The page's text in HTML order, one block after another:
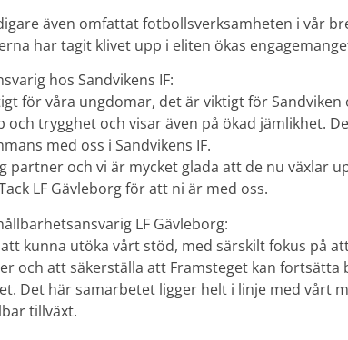
även omfattat fotbollsverksamheten i vår
har tagit klivet upp i eliten ökas
hos Sandvikens IF:
för våra ungdomar, det är viktigt för Sandviken
och trygghet och visar även på ökad jämlikhet.
med oss i Sandvikens IF.
partner och vi är mycket glada att de nu växlar
LF Gävleborg för att ni är med oss.
LF Gävleborg:
kunna utöka vårt stöd, med särskilt fokus på
och att säkerställa att Framsteget kan fortsätta
Det här samarbetet ligger helt i linje med vårt
tillväxt.